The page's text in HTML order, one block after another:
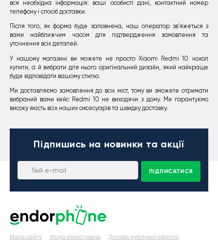
вся необхідна інформація: ваші особисті дані, контактний номер
телефону і спосіб доставки.
Після того, як форма буде заповнена, наш оператор зв'яжеться з
вами найближчим часом для підтвердження замовлення та
уточнення всіх деталей.
У нашому магазині ви можете не просто Xiaomi Redmi 10 чохол
купити, а й вибрати для нього оригінальний дизайн, який найкраще
буде відповідати вашому стилю.
Ми доставляємо замовлення до всіх міст, тому ви зможете отримати
вибраний вами кейс Redmi 10 не виходячи з дому. Ми гарантуємо
високу якість всіх наших аксесуарів та швидку доставку.
Підпишись на новинки та акції
ПІДПИСАТИСЯ
Мапа сайту Угода користувача Договір публічної оферти